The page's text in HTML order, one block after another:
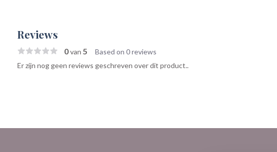
Reviews
0van 5 Based on 0 reviews
Er zijn nog geen reviews geschreven over dit product..